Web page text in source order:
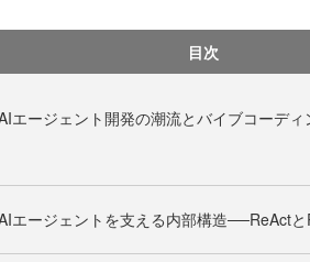
目次
エージェント開発の潮流とバイブコーディ
エージェントを支える内部構造──ReActと